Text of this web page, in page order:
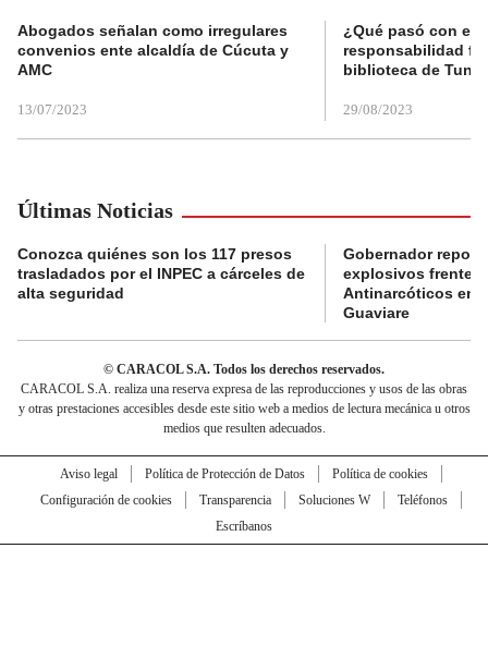
Abogados señalan como irregulares
convenios ente alcaldía de Cúcuta y
AMC
13/07/2023
¿Qué pasó con el
responsabilidad
biblioteca de
29/08/2023
Últimas Noticias
Conozca quiénes son los 117 presos
trasladados por el INPEC a cárceles de
alta seguridad
Gobernador
explosivos frente a
Antinarcóticos en
Guaviare
© CARACOL S.A. Todos los derechos reservados.
CARACOL S.A. realiza una reserva expresa de las reproducciones y usos de las obras
y otras prestaciones accesibles desde este sitio web a medios de lectura mecánica u otros
medios que resulten adecuados.
Aviso legal Política de Protección de Datos
Política de cookies
Configuración de cookies
Transparencia Soluciones W
Teléfonos
Escríbanos